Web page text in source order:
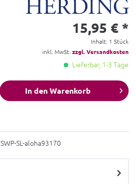
15,95 € *
Inhalt: 1 Stück
inkl. MwSt. zzgl. Versandkosten
Lieferbar, 1-3 Tage
In den Warenkorb
SWP-SL-aloha93170